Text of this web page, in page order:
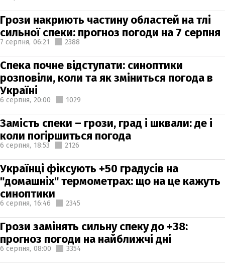
Грози накриють частину областей на тлі
сильної спеки: прогноз погоди на 7 серпня
7 серпня, 06:21 2388
Спека почне відступати: синоптики
розповіли, коли та як зміниться погода в
Україні
6 серпня, 20:00 1029
Замість спеки – грози, град і шквали: де і
коли погіршиться погода
6 серпня, 18:53 2126
Українці фіксують +50 градусів на
"домашніх" термометрах: що на це кажуть
синоптики
6 серпня, 16:46 2345
Грози замінять сильну спеку до +38:
прогноз погоди на найближчі дні
6 серпня, 08:00 3354